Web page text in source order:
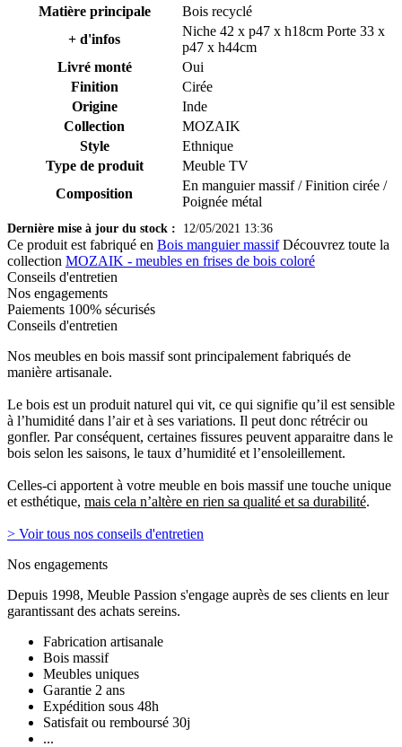
Matière principale
Bois recyclé
+ d'infos
Niche 42 x p47 x h18cm Porte 33 x
p47 x h44cm
Livré monté
Oui
Finition
Cirée
Origine
Inde
Collection
MOZAIK
Style
Ethnique
Type de produit
Meuble TV
Composition
En manguier massif / Finition cirée /
Poignée métal
Dernière mise à jour du stock : 12/05/2021 13:36
Ce produit est fabriqué en Bois manguier massif Découvrez toute la
collection MOZAIK - meubles en frises de bois coloré
Conseils d'entretien
Nos engagements
Paiements 100% sécurisés
Conseils d'entretien
Nos meubles en bois massif sont principalement fabriqués de
manière artisanale.
Le bois est un produit naturel qui vit, ce qui signifie qu’il est sensible
à l’humidité dans l’air et à ses variations. Il peut donc rétrécir ou
gonfler. Par conséquent, certaines fissures peuvent apparaitre dans le
bois selon les saisons, le taux d’humidité et l’ensoleillement.
Celles-ci apportent à votre meuble en bois massif une touche unique
et esthétique, mais cela n’altère en rien sa qualité et sa durabilité.
> Voir tous nos conseils d'entretien
Nos engagements
Depuis 1998, Meuble Passion s'engage auprès de ses clients en leur
garantissant des achats sereins.
Fabrication artisanale
Bois massif
Meubles uniques
Garantie 2 ans
Expédition sous 48h
Satisfait ou remboursé 30j
...